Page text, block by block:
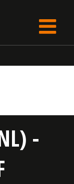
-